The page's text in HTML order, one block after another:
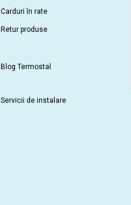
Carduri în rate
Retur produse
Blog Termostal
Servicii de instalare